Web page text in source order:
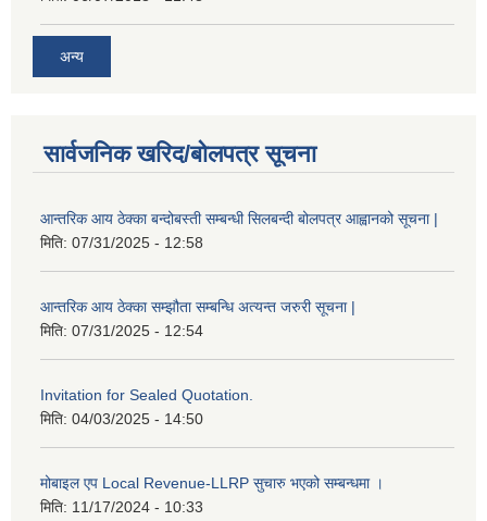
अन्य
सार्वजनिक खरिद/बोलपत्र सूचना
आन्तरिक आय ठेक्का बन्दोबस्ती सम्बन्धी सिलबन्दी बोलपत्र आह्वानको सूचना |
मिति: 07/31/2025 - 12:58
आन्तरिक आय ठेक्का सम्झौता सम्बन्धि अत्यन्त जरुरी सूचना |
मिति: 07/31/2025 - 12:54
Invitation for Sealed Quotation.
मिति: 04/03/2025 - 14:50
मोबाइल एप Local Revenue-LLRP सुचारु भएको सम्बन्धमा ।
मिति: 11/17/2024 - 10:33